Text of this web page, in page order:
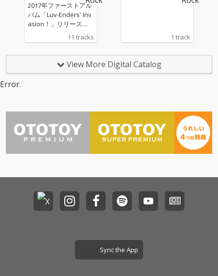
2017年ファーストアル
バム「Luv-Enders' Inv
asion！」リリース
後、精力的なライヴ活
動邁進中のラヴェンダ
発表！60's英国ロック
を中心にカヴァーした
曲で今作もカヴァー曲
を中心に収録。そして
今回の目玉！遂に、初
のオリジナル楽曲 『H
様、森山達也（THE M
ODS）、KOZZY IWAKA
WA（THE MACKSHOW,
11 tracks 1 track
View More Digital Catalog
Error.
Sync the App